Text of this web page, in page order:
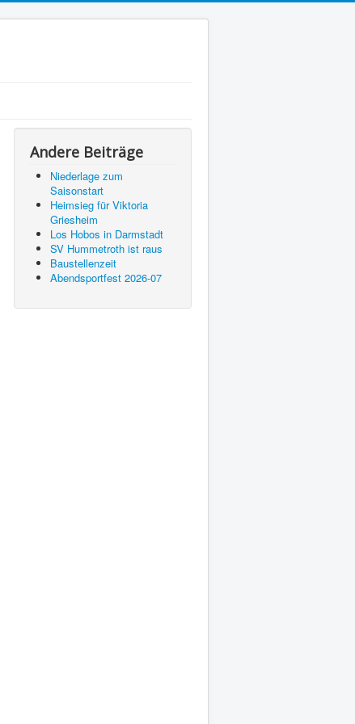
Andere Beiträge
Niederlage zum
Saisonstart
Heimsieg für Viktoria
Griesheim
Los Hobos in Darmstadt
SV Hummetroth ist raus
Baustellenzeit
Abendsportfest 2026-07